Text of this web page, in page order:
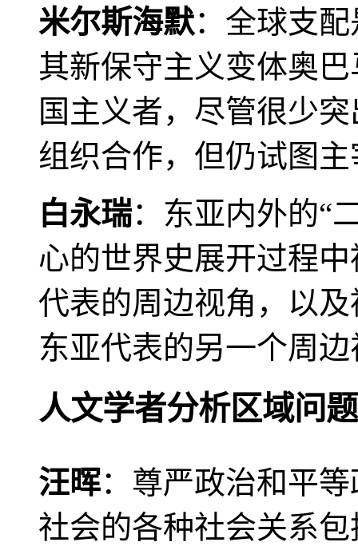
米尔斯海默：全球支
其新保守主义变体奥
国主义者，尽管很少
组织合作，但仍试图
白永瑞：东亚内外的“
心的世界史展开过程
代表的周边视角，以
东亚代表的另一个周
人文学者分析区域问题
汪晖：尊严政治和平
社会的各种社会关系